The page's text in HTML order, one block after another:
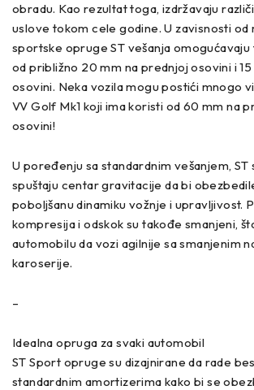
obradu. Kao rezultat toga, izdržavaju
uslove tokom cele godine. U zavisnosti od
sportske opruge ST vešanja omogućavaju
od približno 20 mm na prednjoj osovini i 15
osovini. Neka vozila mogu postići mnogo
VV Golf Mk1 koji ima koristi od 60 mm na
osovini!
U poređenju sa standardnim vešanjem,
spuštaju centar gravitacije da bi
poboljšanu dinamiku vožnje i upravljivost.
kompresija i odskok su takođe smanjeni,
automobilu da vozi agilnije sa smanjenim
karoserije.
–
Idealna opruga za svaki automobil
ST Sport opruge su dizajnirane da rade
standardnim amortizerima kako bi se